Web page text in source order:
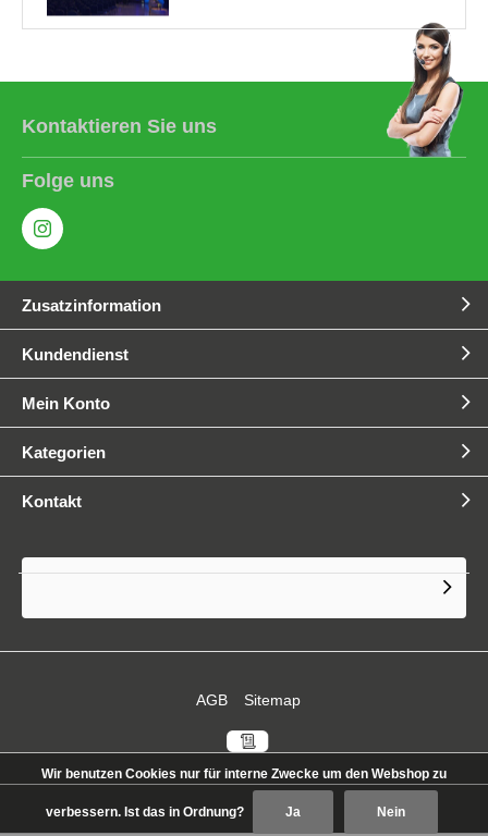
Die QIB entwickelt sich weiter
E-Gabelstapler vollständig
Logistik
Kontaktieren Sie uns
Folge uns
Zusatzinformation
Kundendienst
Mein Konto
Kategorien
Kontakt
AGB Sitemap
Wir benutzen Cookies nur für interne Zwecke um den Webshop zu
verbessern. Ist das in Ordnung? Ja Nein